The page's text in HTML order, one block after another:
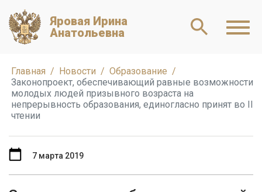
Яровая Ирина
Анатольевна
Главная Новости
Образование
Законопроект, обеспечивающий равные возможности
молодых людей призывного возраста на
непрерывность образования, единогласно принят во II
чтении
7 марта 2019